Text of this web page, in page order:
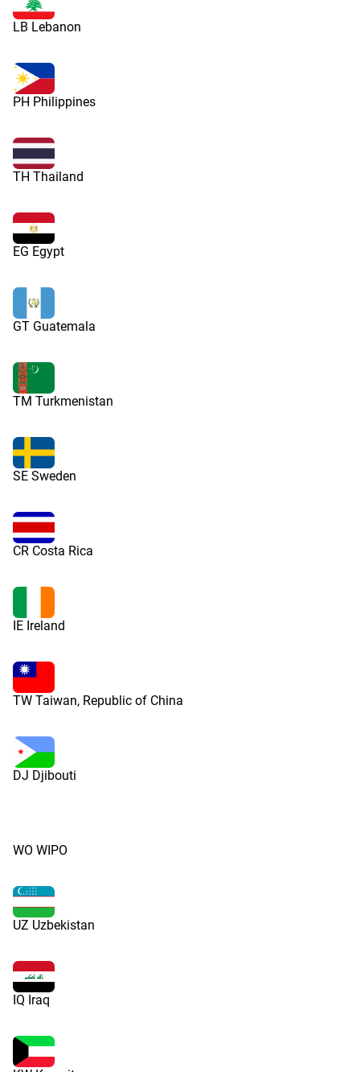
LB Lebanon
PH Philippines
TH Thailand
EG Egypt
GT Guatemala
TM Turkmenistan
SE Sweden
CR Costa Rica
IE Ireland
TW Taiwan, Republic of China
DJ Djibouti
WO WIPO
UZ Uzbekistan
IQ Iraq